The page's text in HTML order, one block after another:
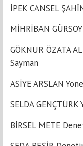
İPEK CANSEL
MİHRİBAN
GÖKNUR ÖZATA
Sayman
ASİYE ARSLAN
SELDA
BİRSEL METE